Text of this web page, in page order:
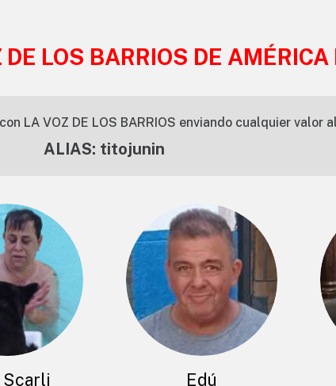
LOS BARRIOS DE
LA VOZ DE LOS BARRIOS enviando cualquier valor
ALIAS: titojunin
Scarli Edú